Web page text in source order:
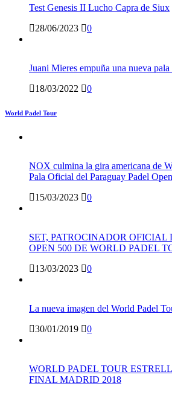
Test Genesis II Lucho Capra de Siux
28/06/2023
0
Juani Mieres empuña una nueva
18/03/2022
0
World Padel Tour
NOX culmina la gira americana de
Pala Oficial del Paraguay Padel Open
15/03/2023
0
SET, PATROCINADOR OFICIAL
OPEN 500 DE WORLD PADEL
13/03/2023
0
La nueva imagen del World Padel
30/01/2019
0
WORLD PADEL TOUR
FINAL MADRID 2018